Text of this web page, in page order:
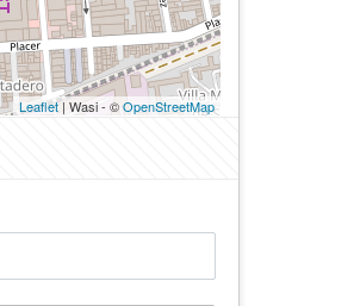
Leaflet| Wasi - ©OpenStreetMap